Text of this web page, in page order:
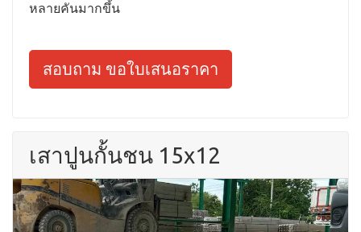
หลายคันมากขึ้น
สอบถาม ขอใบเสนอราคา
เสาปูนกั้นชน 15x12